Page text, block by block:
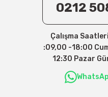
0212
Çalışma
:09,00 -18:00
12:30 Pazar